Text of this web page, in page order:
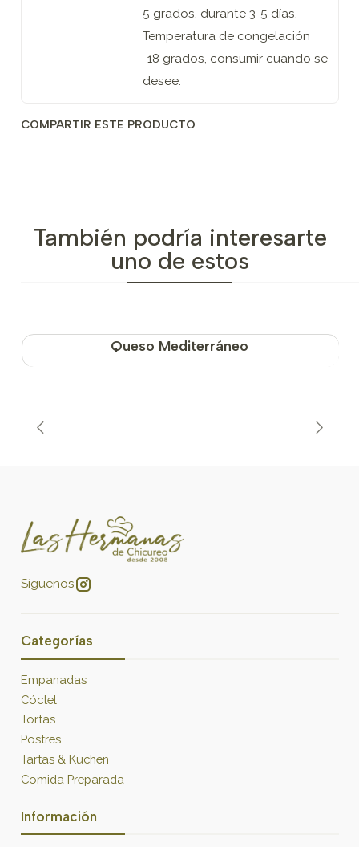
5 grados, durante 3-5 días.
Temperatura de congelación
-18 grados, consumir cuando se
desee.
COMPARTIR ESTE PRODUCTO
También podría interesarte
uno de estos
Queso Mediterráneo
Síguenos
Categorías
Empanadas
Cóctel
Tortas
Postres
Tartas & Kuchen
Comida Preparada
Información